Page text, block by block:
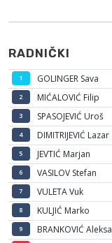
RADNIČKI
1 GOLINGER Sava
2 MIĆALOVIĆ Filip
3 SPASOJEVIĆ Uroš
4 DIMITRIJEVIĆ Lazar
5 JEVTIĆ Marjan
6 VASILOV Stefan
7 VULETA Vuk
8 KULJIĆ Marko
9 BRANKOVIĆ Aleksa